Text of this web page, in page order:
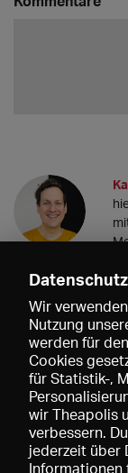
Wir
Nutzung
werden für
Cookies
für Statistik-,
wir Theapolis
verbessern.
jederzeit über
Informationen